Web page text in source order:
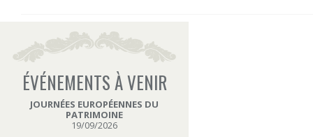
ÉVÉNEMENTS À VENIR
JOURNÉES EUROPÉENNES DU
PATRIMOINE
19/09/2026